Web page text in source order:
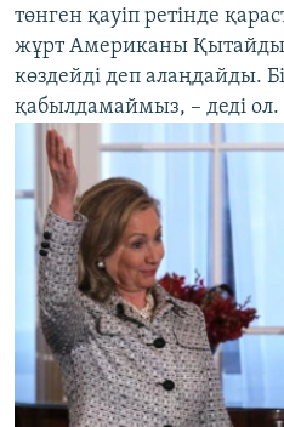
төнген қауіп ретінде
жұрт Американы
көздейді деп алаңдайды.
қабылдамаймыз, – деді ол.